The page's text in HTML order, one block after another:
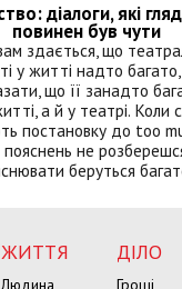
діалоги, які
повинен був чути
здається, що
у житті надто
що її занадто
а й у театрі. Коли
постановку до too
не
беруться
ЖИТТЯ
Людина
ДІЛО
Гроші